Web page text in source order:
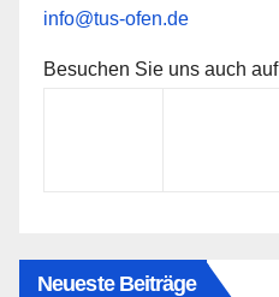
info@tus-ofen.de
Besuchen Sie uns auch auf
Neueste Beiträge